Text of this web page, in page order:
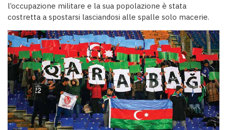
l’occupazione militare e la sua popolazione è stata
costretta a spostarsi lasciandosi alle spalle solo macerie.